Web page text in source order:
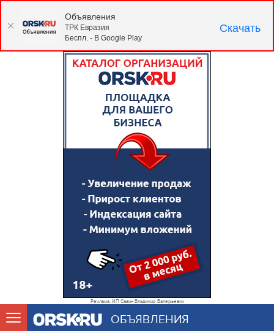
Реклама. ИП Савин Владимир Валерьевич
ОБЪЯВЛЕНИЯ
Объявления
ТРК Евразия
Беспл. - В Google Play
Скачать